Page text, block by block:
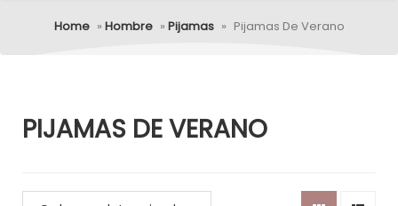
Home » Hombre » Pijamas » Pijamas De Verano
PIJAMAS DE VERANO